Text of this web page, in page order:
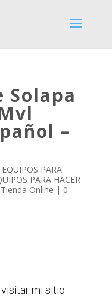
Solapa
–
EQUIPOS PARA
PARA HACER
Tienda Online | 0
mi sitio